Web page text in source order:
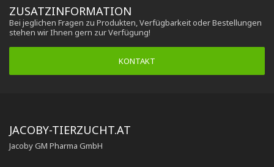
ZUSATZINFORMATION
Bei jeglichen Fragen zu Produkten, Verfügbarkeit oder Bestellungen
stehen wir Ihnen gern zur Verfügung!
KONTAKT
JACOBY-TIERZUCHT.AT
Jacoby GM Pharma GmbH